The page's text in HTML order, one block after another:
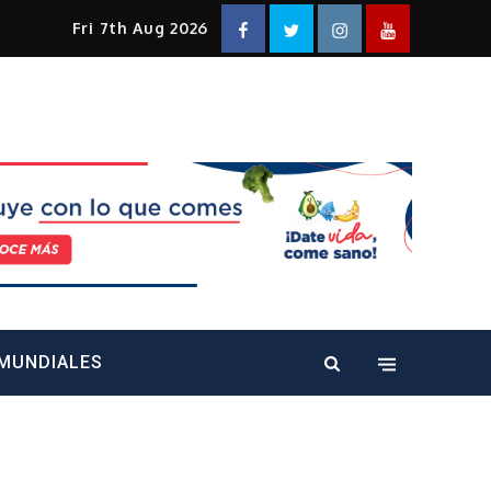
Fri 7th Aug 2026 FacebookTwitterInstagramYouTube